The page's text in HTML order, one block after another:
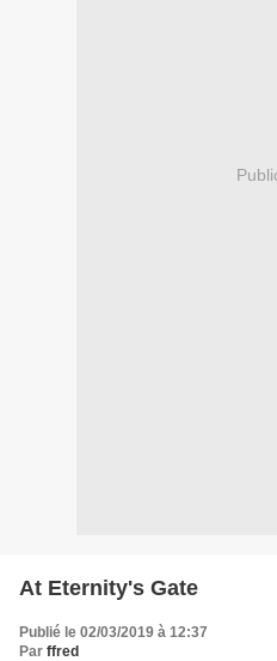
At Eternity's Gate
Publié le 02/03/2019 à 12:37
Par ffred